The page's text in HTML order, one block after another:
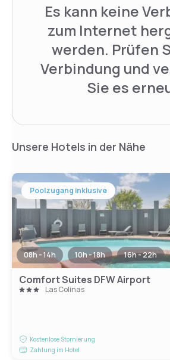
Es kann keine
zum Internet
werden. Prüfen
Verbindung und
Sie es
Unsere Hotels in der Nähe
Poolzugang inklusive
08h - 14h 10h - 18h 16h - 22h
Comfort Suites DFW Airport
Las Colinas
Kostenlose Stornierung
Zahlung im Hotel